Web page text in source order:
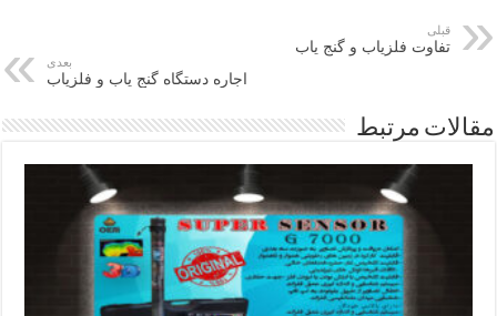
قبلی
تفاوت فلزیاب و گنج یاب
بعدی
اجاره دستگاه گنج یاب و فلزیاب
مقالات مرتبط